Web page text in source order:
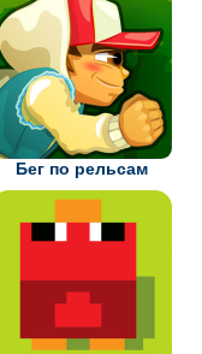
Бег по рельсам